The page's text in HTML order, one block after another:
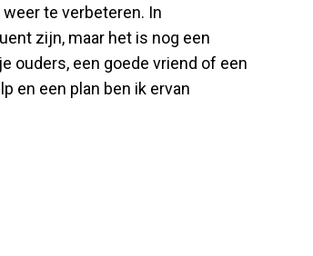
te verbeteren. In
zijn, maar het is nog een
ouders, een goede vriend of een
en een plan ben ik ervan